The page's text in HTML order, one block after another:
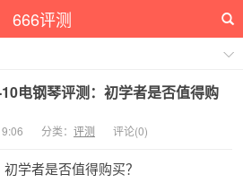
666评测
电钢琴评测：初学者是否值得购
分类： 评测 评论(0)
学者是否值得购买？